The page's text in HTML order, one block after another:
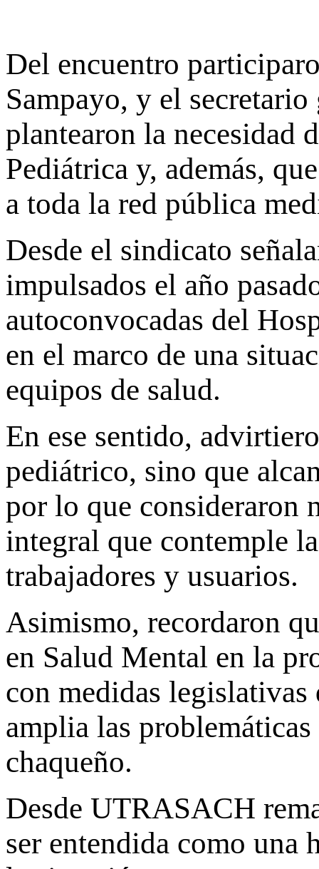
Del encuentro
Sampayo, y el
plantearon la necesidad
Pediátrica y, además,
a toda la red pública
Desde el sindicato
impulsados el año
autoconvocadas del
en el marco de una
equipos de salud.
En ese sentido,
pediátrico, sino que
por lo que consideraron
integral que contemple
trabajadores y usuarios.
Asimismo, recordaron
en Salud Mental en la
con medidas legislativas
amplia las
chaqueño.
Desde UTRASACH
ser entendida como una